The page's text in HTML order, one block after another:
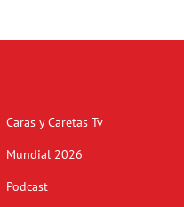
Caras y Caretas Tv
Mundial 2026
Podcast